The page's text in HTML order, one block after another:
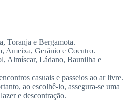
Toranja e Bergamota.
Ameixa, Gerânio e Coentro.
Almíscar, Ládano, Baunilha e
casuais e passeios ao ar livre.
ao escolhê-lo, assegura-se uma
e descontração.